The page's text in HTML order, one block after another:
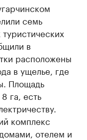
семь
в
расположены
в ущелье, где
Площадь
га, есть
комплекс
отелем и